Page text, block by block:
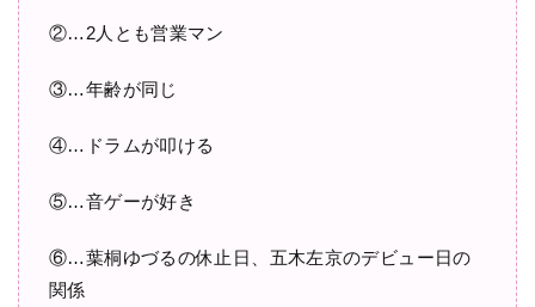
②…2人とも営業マン
③…年齢が同じ
④…ドラムが叩ける
⑤…音ゲーが好き
⑥…葉桐ゆづるの休止日、五木左京のデビュー日の
関係